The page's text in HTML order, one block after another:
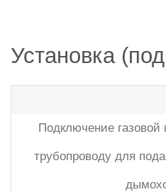
Установка
Подключение газовой
трубопроводу для